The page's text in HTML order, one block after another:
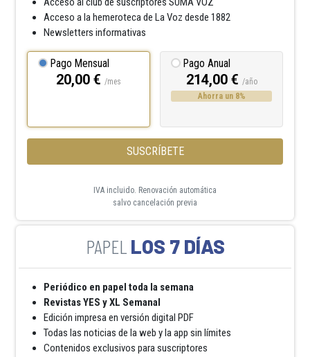
Acceso a la hemeroteca de La Voz desde 1882
Newsletters informativas
Pago Mensual
20,00 € /mes
Pago Anual
214,00 € /año
Ahorra un 8%
SUSCRÍBETE
IVA incluido. Renovación automática
salvo cancelación previa
LOS 7 DÍAS
Periódico en papel toda la semana
Revistas YES y XL Semanal
Edición impresa en versión digital PDF
Todas las noticias de la web y la app sin límites
Contenidos exclusivos para suscriptores